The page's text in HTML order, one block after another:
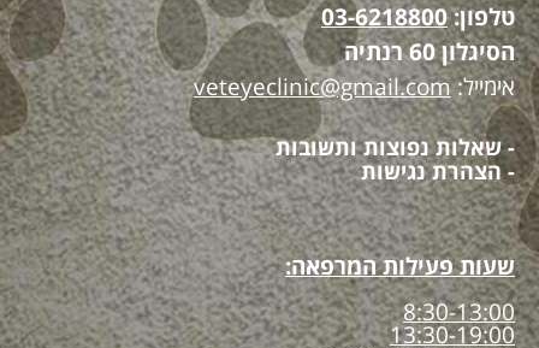
טלפון:03-6218800
הסיגלון 60 רנתיה
אימייל:veteyeclinic@gmail.com
- שאלות נפוצות ותשובות
- הצהרת נגישות
שעות פעילות המרפאה:
8:30-13:00
13:30-19:00